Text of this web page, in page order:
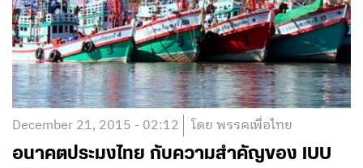
December 21, 2015 - 02:12 โดย พรรคเพื่อไทย
อนาคตประมงไทย กับความสำคัญของ IUU